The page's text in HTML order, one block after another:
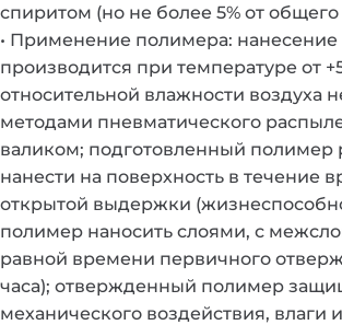
спиритом (но не более 5% от
• Применение полимера:
производится при температуре от
относительной влажности воздуха
методами пневматического
валиком; подготовленный полимер
нанести на поверхность в течение
открытой выдержки
полимер наносить слоями, с
равной времени первичного
часа); отвержденный полимер
механического воздействия, влаги